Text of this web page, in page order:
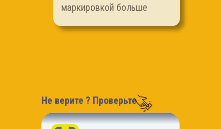
маркировкой больше
Не верите ? Проверьте